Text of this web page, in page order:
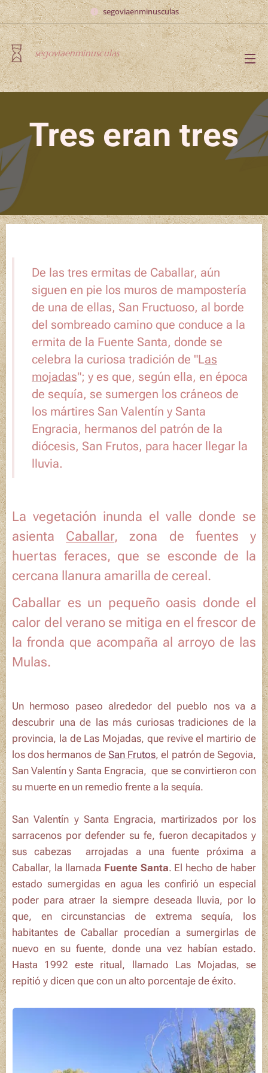
segoviaenminusculas
segoviaenminusculas
Tres eran tres
De las tres ermitas de Caballar, aún
siguen en pie los muros de mampostería
de una de ellas, San Fructuoso, al borde
del sombreado camino que conduce a la
ermita de la Fuente Santa, donde se
celebra la curiosa tradición de "Las
mojadas"; y es que, según ella, en época
de sequía, se sumergen los cráneos de
los mártires San Valentín y Santa
Engracia, hermanos del patrón de la
diócesis, San Frutos, para hacer llegar la
lluvia.
La vegetación inunda el valle donde se
asienta Caballar, zona de fuentes y
huertas feraces, que se esconde de la
cercana llanura amarilla de cereal.
Caballar es un pequeño oasis donde el
calor del verano se mitiga en el frescor de
la fronda que acompaña al arroyo de las
Mulas.
Un hermoso paseo alrededor del pueblo nos va a
descubrir una de las más curiosas tradiciones de la
provincia, la de Las Mojadas, que revive el martirio de
los dos hermanos de San Frutos, el patrón de Segovia,
San Valentín y Santa Engracia, que se convirtieron con
su muerte en un remedio frente a la sequía.
San Valentín y Santa Engracia, martirizados por los
sarracenos por defender su fe, fueron decapitados y
sus cabezas arrojadas a una fuente próxima a
Caballar, la llamada Fuente Santa. El hecho de haber
estado sumergidas en agua les confirió un especial
poder para atraer la siempre deseada lluvia, por lo
que, en circunstancias de extrema sequía, los
habitantes de Caballar procedían a sumergirlas de
nuevo en su fuente, donde una vez habían estado.
Hasta 1992 este ritual, llamado Las Mojadas, se
repitió y dicen que con un alto porcentaje de éxito.